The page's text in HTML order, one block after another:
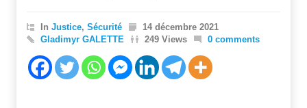
In Justice, Sécurité
14 décembre 2021
Gladimyr GALETTE
249 Views 0 comments